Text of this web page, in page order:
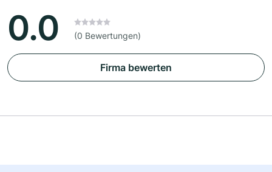
0.0 (0 Bewertungen)
Firma bewerten